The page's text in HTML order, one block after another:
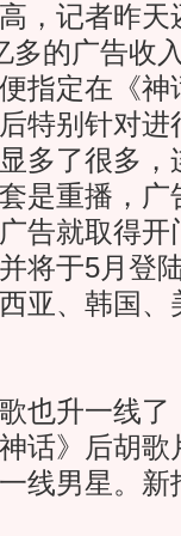
记者昨天
多的广告收
指定在《神
特别针对进
多了很多
是重播，广
告就取得开
将于5月登
亚、韩国、
升一线了
话》后胡
线男星。新